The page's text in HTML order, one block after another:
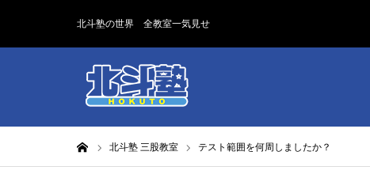
北斗塾の世界 全教室一気見せ
北斗塾 三股教室 テスト範囲を何周しましたか？